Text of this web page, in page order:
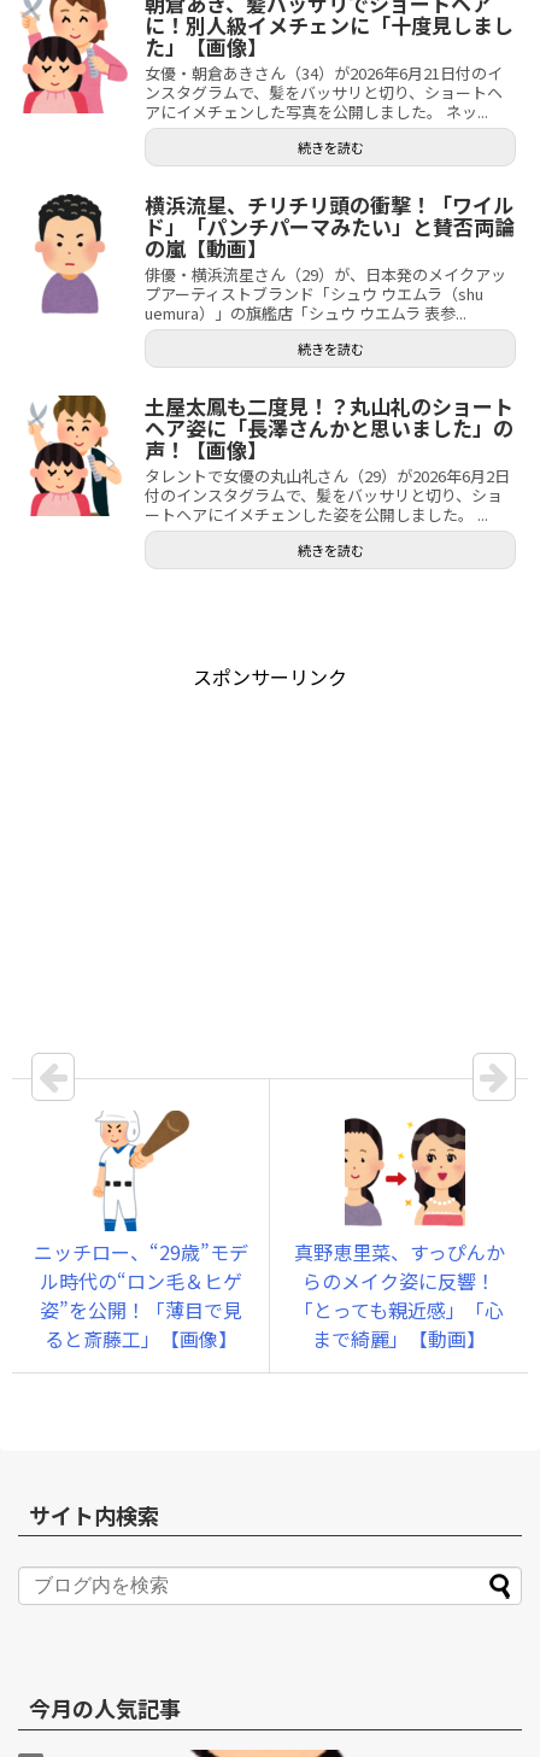
に！別人級イメチェンに「十度見しまし
た」【画像】
女優・朝倉あきさん（34）が2026年6月21日付のイ
ンスタグラムで、髪をバッサリと切り、ショートヘ
アにイメチェンした写真を公開しました。 ネッ...
続きを読む
横浜流星、チリチリ頭の衝撃！「ワイル
ド」「パンチパーマみたい」と賛否両論
の嵐【動画】
俳優・横浜流星さん（29）が、日本発のメイクアッ
プアーティストブランド「シュウ ウエムラ（shu
uemura）」の旗艦店「シュウ ウエムラ 表参...
続きを読む
土屋太鳳も二度見！？丸山礼のショート
ヘア姿に「長澤さんかと思いました」の
声！【画像】
タレントで女優の丸山礼さん（29）が2026年6月2日
付のインスタグラムで、髪をバッサリと切り、ショ
ートヘアにイメチェンした姿を公開しました。 ...
続きを読む
スポンサーリンク
ニッチロー、“29歳”モデ
ル時代の“ロン毛＆ヒゲ
姿”を公開！「薄目で見
ると斎藤工」【画像】
真野恵里菜、すっぴんか
らのメイク姿に反響！
「とっても親近感」「心
まで綺麗」【動画】
サイト内検索
今月の人気記事